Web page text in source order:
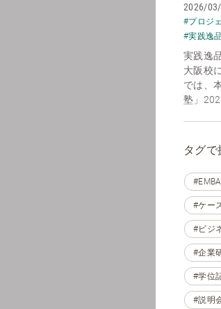
2026/
#プロジ
#実践逸
実践逸
大阪校
では、
塾」
タグで
#ケー
#ビジ
#企業
#学位
#説明